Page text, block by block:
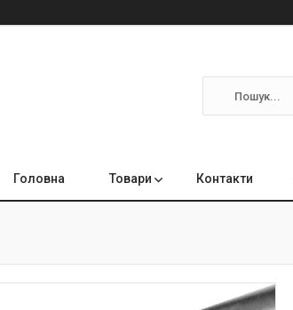
Головна Товари Контакти